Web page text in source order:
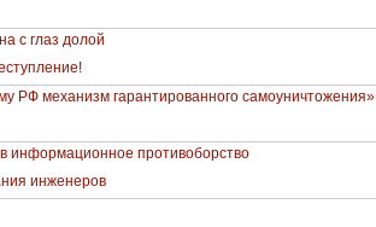
с глаз долой
РФ механизм гарантированного самоуничтожения»
информационное противоборство
инженеров